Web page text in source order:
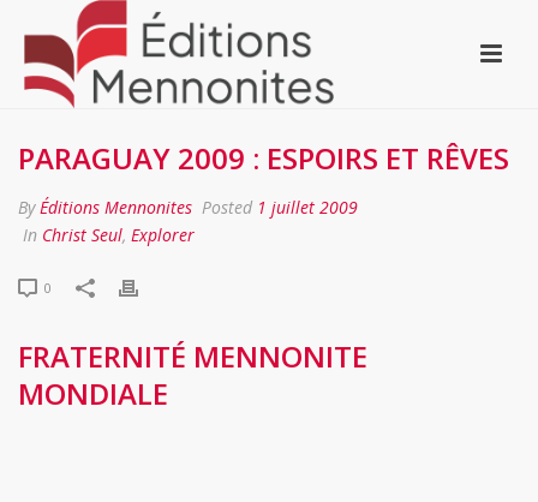
PARAGUAY 2009 : ESPOIRS ET RÊVES
ByÉditions Mennonites Posted 1 juillet 2009
In Christ Seul, Explorer
0
FRATERNITÉ MENNONITE
MONDIALE